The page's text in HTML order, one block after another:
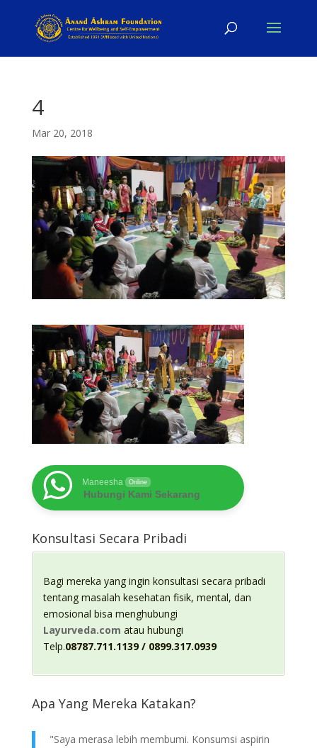
4
Mar 20, 2018
Maneesha Online
Hubungi Kami Sekarang
Konsultasi Secara Pribadi
Bagi mereka yang ingin konsultasi secara pribadi
tentang masalah kesehatan fisik, mental, dan
emosional bisa menghubungi
Layurveda.com atau hubungi
Telp.08787.711.1139 / 0899.317.0939
Apa Yang Mereka Katakan?
"Saya merasa lebih membumi. Konsumsi aspirin